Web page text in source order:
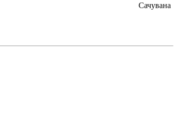
Сачувана